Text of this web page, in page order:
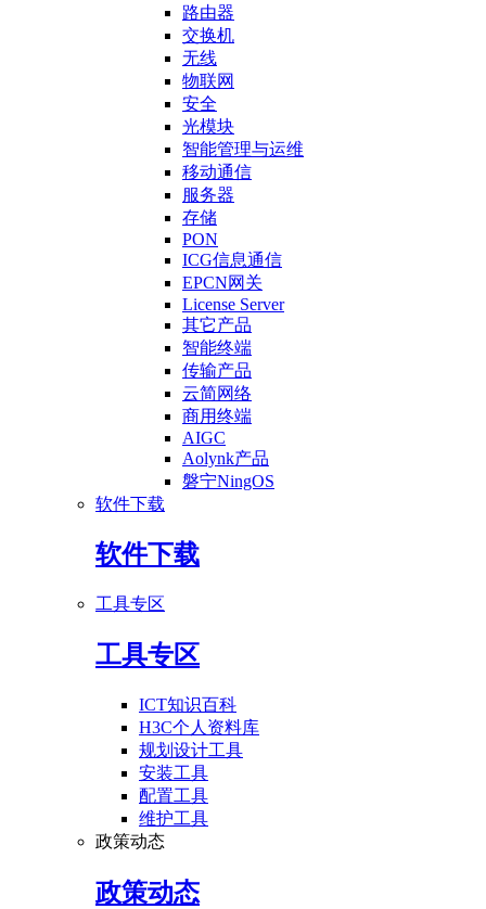
路由器
交换机
无线
物联网
安全
光模块
智能管理与运维
移动通信
服务器
存储
PON
ICG信息通信
EPCN网关
License Server
其它产品
智能终端
传输产品
云简网络
商用终端
AIGC
Aolynk产品
磐宁NingOS
软件下载
软件下载
工具专区
工具专区
ICT知识百科
H3C个人资料库
规划设计工具
安装工具
配置工具
维护工具
政策动态
政策动态